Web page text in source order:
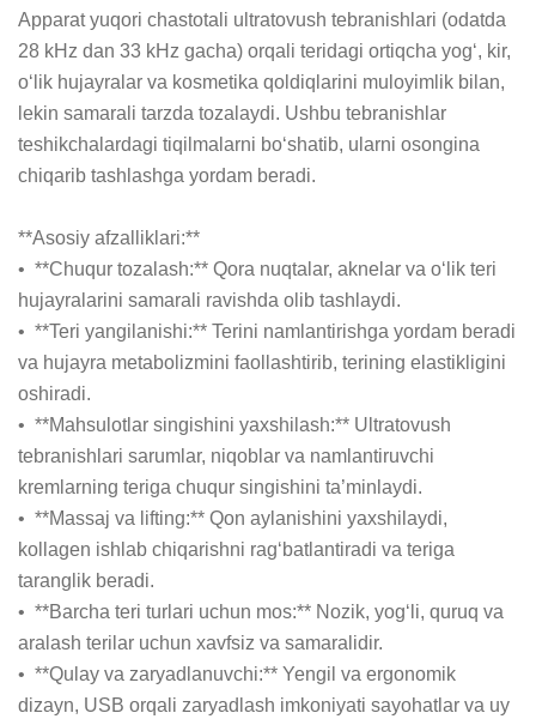
Apparat yuqori chastotali ultratovush tebranishlari (odatda
28 kHz dan 33 kHz gacha) orqali teridagi ortiqcha yog‘, kir,
o‘lik hujayralar va kosmetika qoldiqlarini muloyimlik bilan,
lekin samarali tarzda tozalaydi. Ushbu tebranishlar
teshikchalardagi tiqilmalarni bo‘shatib, ularni osongina
chiqarib tashlashga yordam beradi.
**Asosiy afzalliklari:**
•  **Chuqur tozalash:** Qora nuqtalar, aknelar va o‘lik teri
hujayralarini samarali ravishda olib tashlaydi.
•  **Teri yangilanishi:** Terini namlantirishga yordam beradi
va hujayra metabolizmini faollashtirib, terining elastikligini
oshiradi.
•  **Mahsulotlar singishini yaxshilash:** Ultratovush
tebranishlari sarumlar, niqoblar va namlantiruvchi
kremlarning teriga chuqur singishini ta’minlaydi.
•  **Massaj va lifting:** Qon aylanishini yaxshilaydi,
kollagen ishlab chiqarishni rag‘batlantiradi va teriga
taranglik beradi.
•  **Barcha teri turlari uchun mos:** Nozik, yog‘li, quruq va
aralash terilar uchun xavfsiz va samaralidir.
•  **Qulay va zaryadlanuvchi:** Yengil va ergonomik
dizayn, USB orqali zaryadlash imkoniyati sayohatlar va uy